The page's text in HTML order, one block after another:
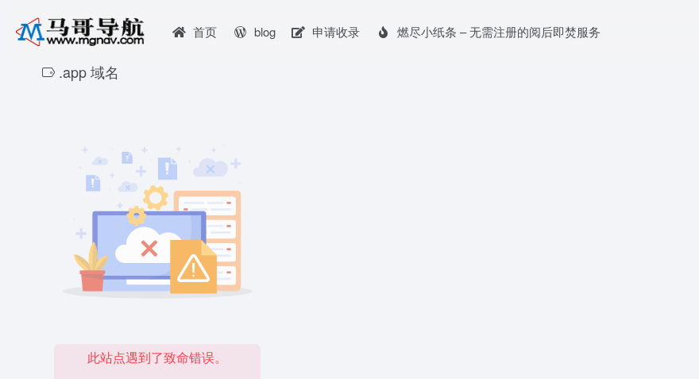
首页 blog 申请收录 燃尽小纸条 – 无需注册的阅后即焚服务
.app 域名
此站点遇到了致命错误。